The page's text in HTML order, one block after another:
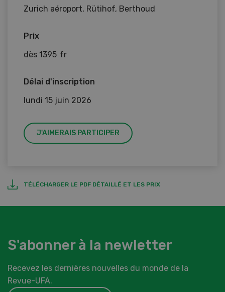
Zurich aéroport, Rütihof, Berthoud
Prix
dès 1395 fr
Délai d'inscription
lundi 15 juin 2026
J'AIMERAIS PARTICIPER
TÉLÉCHARGER LE PDF DÉTAILLÉ ET LES PRIX
S'abonner à la newletter
Recevez les dernières nouvelles du monde de la
Revue-UFA.